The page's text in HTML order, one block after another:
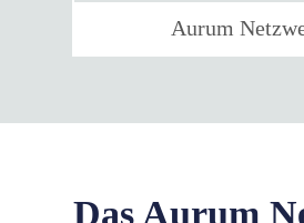
Aurum
Das Aurum